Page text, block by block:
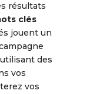
résultats
clés
jouent un
des
vos
vos